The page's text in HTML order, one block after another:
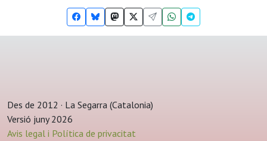
Des de 2012 · La Segarra (Catalonia)
Versió juny 2026
Avis legal i Política de privacitat